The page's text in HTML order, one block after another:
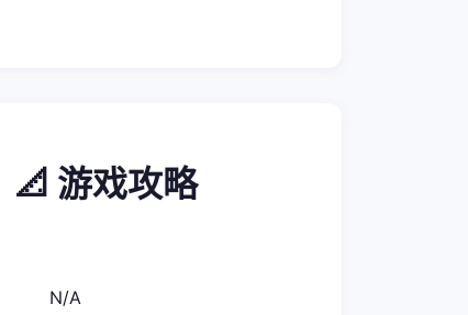
📐 游戏攻略
N/A